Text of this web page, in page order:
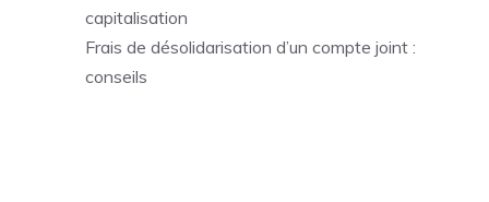
capitalisation
Frais de désolidarisation d’un compte joint :
conseils